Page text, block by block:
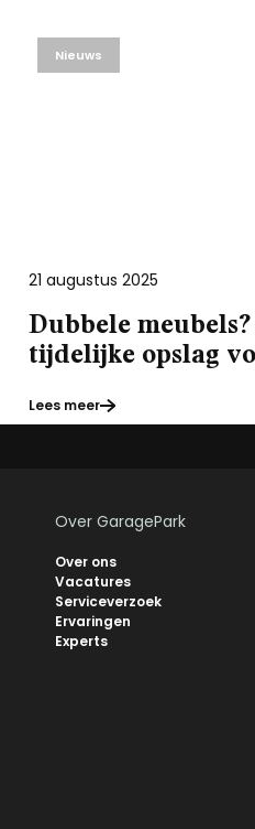
21 augustus 2025
Dubbele
tijdelijke opslag
Lees meer
Nieuws
Over GaragePark
Over ons
Vacatures
Serviceverzoek
Ervaringen
Experts